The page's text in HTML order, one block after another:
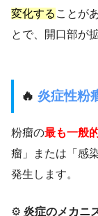
変化する ことが
とで、開口部が
🔥 炎症性粉
粉瘤の最も一般
瘤」または「感
発生します。
⚙️ 炎症のメカニ